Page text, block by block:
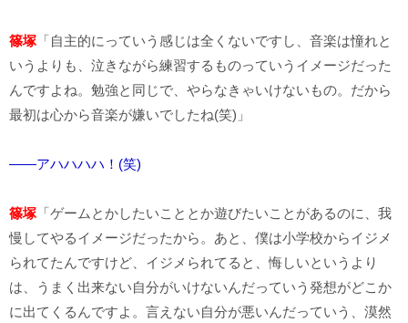
篠塚 「自主的にっていう感じは全くないですし、音楽は憧れと
いうよりも、泣きながら練習するものっていうイメージだった
んですよね。勉強と同じで、やらなきゃいけないもの。だから
最初は心から音楽が嫌いでしたね(笑)」
――アハハハハ！(笑)
篠塚 「ゲームとかしたいこととか遊びたいことがあるのに、我
慢してやるイメージだったから。あと、僕は小学校からイジメ
られてたんですけど、イジメられてると、悔しいというより
は、うまく出来ない自分がいけないんだっていう発想がどこか
に出てくるんですよ。言えない自分が悪いんだっていう、漠然